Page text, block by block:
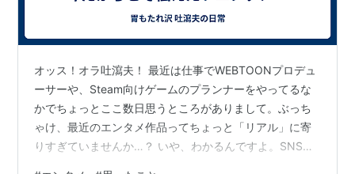
オッス！オラ吐瀉夫！ 最近は仕事でWEBTOONプロデュ
ーサーや、Steam向けゲームのプランナーをやってるな
かでちょっとここ数日思うところがありまして。ぶっち
ゃけ、最近のエンタメ作品ってちょっと「リアル」に寄
りすぎていませんか…？ いや、わかるんですよ。SNSを